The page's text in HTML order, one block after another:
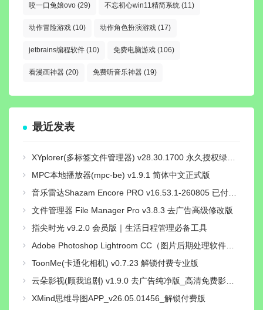
咬一口兔娘ovo (29) 不忘初心win11精简系统 (11)
动作冒险游戏 (10) 动作角色扮演游戏 (17)
jetbrains编程软件 (10) 免费电脑游戏 (106)
看漫画神器 (20) 免费听音乐神器 (19)
最近发表
XYplorer(多标签文件管理器) v28.30.1700 永久授权绿色汉化版
MPC本地播放器(mpc-be) v1.9.1 简体中文正式版
音乐雷达Shazam Encore PRO v16.53.1-260805 已付费专业高级中文版
文件管理器 File Manager Pro v3.8.3 去广告高级修改版
指尖时光 v9.2.0 会员版｜生活日程管理必备工具
Adobe Photoshop Lightroom CC（图片后期处理软件）v11.5.0直装解锁高级版
ToonMe(卡通化相机) v0.7.23 解锁付费专业版
云朵影视(顾我追剧) v1.9.0 去广告纯净版_高清免费影视追剧
XMind思维导图APP_v26.05.01456_解锁付费版